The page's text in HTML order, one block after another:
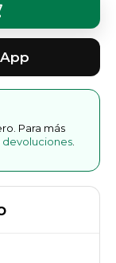
Para más
devoluciones